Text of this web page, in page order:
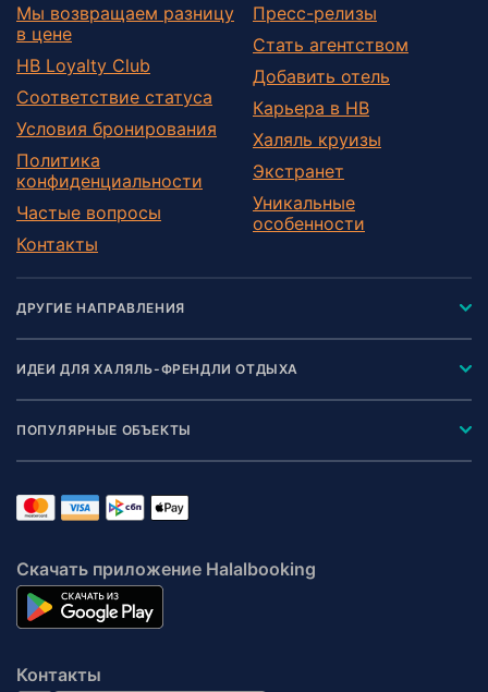
Мы возвращаем разницу
в цене
HB Loyalty Club
Соответствие статуса
Условия бронирования
Политика
конфиденциальности
Частые вопросы
Контакты
Пресс-релизы
Стать агентством
Добавить отель
Карьера в HB
Халяль круизы
Экстранет
Уникальные
особенности
ДРУГИЕ НАПРАВЛЕНИЯ
ИДЕИ ДЛЯ ХАЛЯЛЬ-ФРЕНДЛИ ОТДЫХА
ПОПУЛЯРНЫЕ ОБЪЕКТЫ
Скачать приложение Halalbooking
Контакты